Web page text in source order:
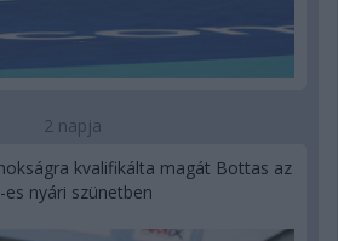
2 napja
kvalifikálta magát Bottas az
es nyári szünetben